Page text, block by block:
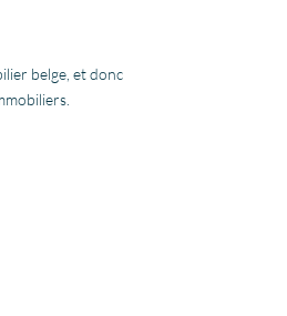
belge, et donc